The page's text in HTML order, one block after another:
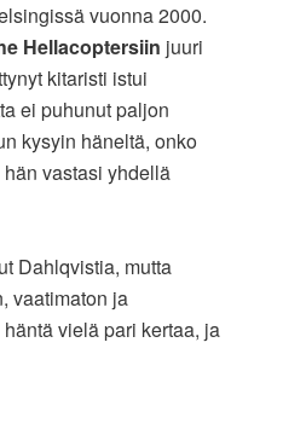
vuonna 2000.
Hellacoptersiin juuri
kitaristi istui
ei puhunut paljon
kysyin häneltä, onko
vastasi yhdellä
Dahlqvistia, mutta
vaatimaton ja
vielä pari kertaa, ja